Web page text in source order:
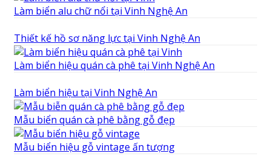
Làm biển alu chữ nổi tại Vinh Nghệ An
Thiết kế hồ sơ năng lực tại Vinh Nghệ An
Làm biển hiệu quán cà phê tại Vinh Nghệ An
Làm biển hiệu tại Vinh Nghệ An
Mẫu biển quán cà phê bằng gỗ đẹp
Mẫu biển hiệu gỗ vintage ấn tượng